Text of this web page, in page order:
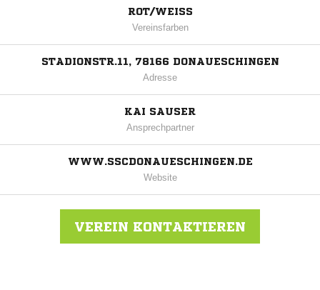
ROT/WEISS
Vereinsfarben
STADIONSTR.11, 78166 DONAUESCHINGEN
Adresse
KAI SAUSER
Ansprechpartner
WWW.SSCDONAUESCHINGEN.DE
Website
VEREIN KONTAKTIEREN